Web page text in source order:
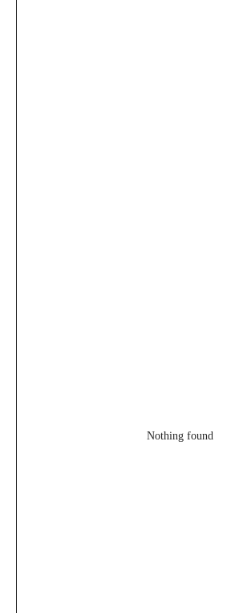
Nothing found